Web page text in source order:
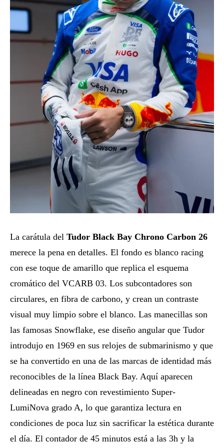
La carátula del Tudor Black Bay Chrono Carbon 26
merece la pena en detalles. El fondo es blanco racing
con ese toque de amarillo que replica el esquema
cromático del VCARB 03. Los subcontadores son
circulares, en fibra de carbono, y crean un contraste
visual muy limpio sobre el blanco. Las manecillas son
las famosas Snowflake, ese diseño angular que Tudor
introdujo en 1969 en sus relojes de submarinismo y que
se ha convertido en una de las marcas de identidad más
reconocibles de la línea Black Bay. Aquí aparecen
delineadas en negro con revestimiento Super-
LumiNova grado A, lo que garantiza lectura en
condiciones de poca luz sin sacrificar la estética durante
el día. El contador de 45 minutos está a las 3h y la